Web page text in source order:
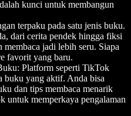
kunci untuk membangun
terpaku pada satu jenis buku.
dari cerita pendek hingga fiksi
membaca jadi lebih seru. Siapa
favorit yang baru.
: Platform seperti TikTok
buku yang aktif. Anda bisa
dan tips membaca menarik
untuk memperkaya pengalaman